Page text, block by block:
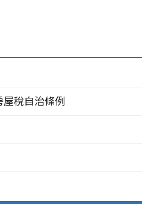
稅自治條例